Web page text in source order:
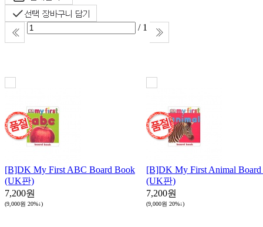
/ 1
[B]DK My First ABC Board Book
(UK판)
7,200원
(9,000원 20%↓)
[B]DK My First Animal
(UK판)
7,200원
(9,000원 20%↓)